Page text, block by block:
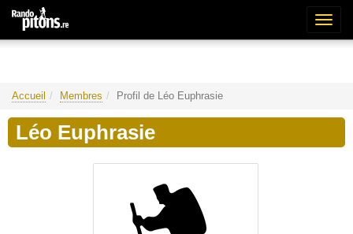
Accueil Membres Profil de Léo Euphrasie
Léo Euphrasie